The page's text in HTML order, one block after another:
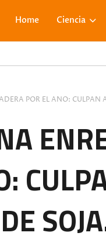
Home Ciencia
POR EL ANO: CULPAN